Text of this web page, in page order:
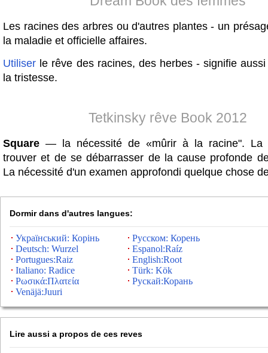
Les racines des arbres ou d'autres plantes - un
la maladie et officielle affaires.
Utiliser le rêve des racines, des herbes - signifie
la tristesse.
Tetkinsky rêve Book 2012
Square — la nécessité de «mûrir à la racine". La
trouver et de se débarrasser de la cause profonde
La nécessité d'un examen approfondi quelque chose
Dormir dans d'autres langues:
Український: Корінь
Русском: Корень
Deutsch: Wurzel
Espanol:Raíz
Portugues:Raiz
English:Root
Italiano: Radice
Türk: Kök
Ρωσικά:Πλατεία
Рускай:Корань
Venäjä:Juuri
Lire aussi a propos de ces reves